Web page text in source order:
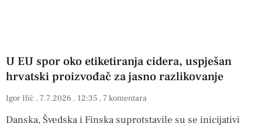
U EU spor oko etiketiranja cidera, uspješan
hrvatski proizvođač za jasno razlikovanje
Igor Ilić 7.7.2026 12:35 7 komentara
Danska, Švedska i Finska suprotstavile su se inicijativi